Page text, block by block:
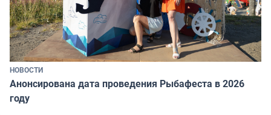
НОВОСТИ
Анонсирована дата проведения Рыбафеста в 2026
году